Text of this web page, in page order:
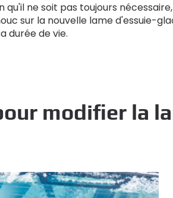
qu'il ne soit pas toujours
sur la nouvelle lame d'essuie-
durée de vie.
modifier la